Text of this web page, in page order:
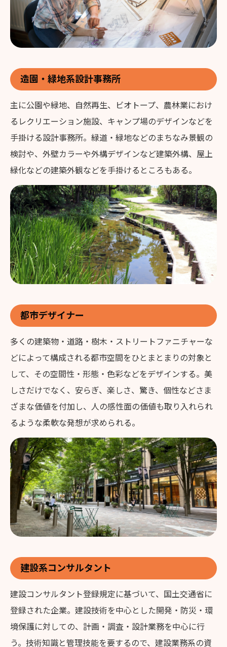
造園・緑地系設計事務所
主に公園や緑地、自然再生、ビオトープ、農林業におけ
るレクリエーション施設、キャンプ場のデザインなどを
手掛ける設計事務所。緑道・緑地などのまちなみ景観の
検討や、外壁カラーや外構デザインなど建築外構、屋上
緑化などの建築外観などを手掛けるところもある。
都市デザイナー
多くの建築物・道路・樹木・ストリートファニチャーな
どによって構成される都市空間をひとまとまりの対象と
して、その空間性・形態・色彩などをデザインする。美
しさだけでなく、安らぎ、楽しさ、驚き、個性などさま
ざまな価値を付加し、人の感性面の価値も取り入れられ
るような柔軟な発想が求められる。
建設系コンサルタント
建設コンサルタント登録規定に基づいて、国土交通省に
登録された企業。建設技術を中心とした開発・防災・環
境保護に対しての、計画・調査・設計業務を中心に行
う。技術知識と管理技能を要するので、建設業務系の資